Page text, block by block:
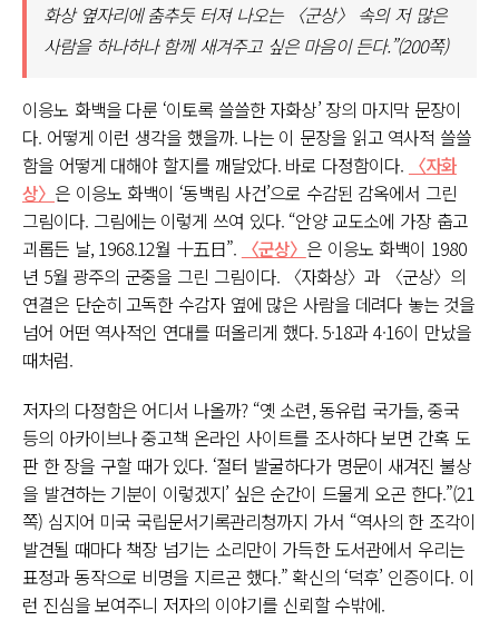
화상 옆자리에 춤추듯 터져 나오는 〈군상〉 속의 저 많은
사람을 하나하나 함께 새겨주고 싶은 마음이 든다.”(200쪽)
이응노 화백을 다룬 ‘이토록 쓸쓸한 자화상’ 장의 마지막 문장이
다. 어떻게 이런 생각을 했을까. 나는 이 문장을 읽고 역사적 쓸쓸
함을 어떻게 대해야 할지를 깨달았다. 바로 다정함이다. 〈자화
상〉 은 이응노 화백이 ‘동백림 사건’으로 수감된 감옥에서 그린
그림이다. 그림에는 이렇게 쓰여 있다. “안양 교도소에 가장 춥고
괴롭든 날, 1968.12월 十五日”. 〈군상〉 은 이응노 화백이 1980
년 5월 광주의 군중을 그린 그림이다. 〈자화상〉과 〈군상〉의
연결은 단순히 고독한 수감자 옆에 많은 사람을 데려다 놓는 것을
넘어 어떤 역사적인 연대를 떠올리게 했다. 5·18과 4·16이 만났을
때처럼.
저자의 다정함은 어디서 나올까? “옛 소련, 동유럽 국가들, 중국
등의 아카이브나 중고책 온라인 사이트를 조사하다 보면 간혹 도
판 한 장을 구할 때가 있다. ‘절터 발굴하다가 명문이 새겨진 불상
을 발견하는 기분이 이렇겠지’ 싶은 순간이 드물게 오곤 한다.”(21
쪽) 심지어 미국 국립문서기록관리청까지 가서 “역사의 한 조각이
발견될 때마다 책장 넘기는 소리만이 가득한 도서관에서 우리는
표정과 동작으로 비명을 지르곤 했다.” 확신의 ‘덕후’ 인증이다. 이
런 진심을 보여주니 저자의 이야기를 신뢰할 수밖에.